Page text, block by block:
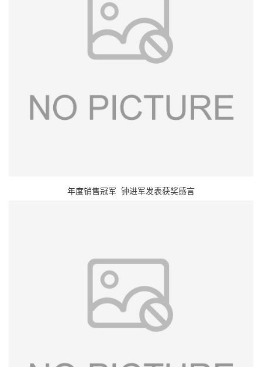
年度销售冠军 钟进军发表获奖感言